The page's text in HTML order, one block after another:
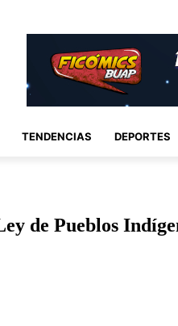
TENDENCIAS DEPORTES
de Pueblos